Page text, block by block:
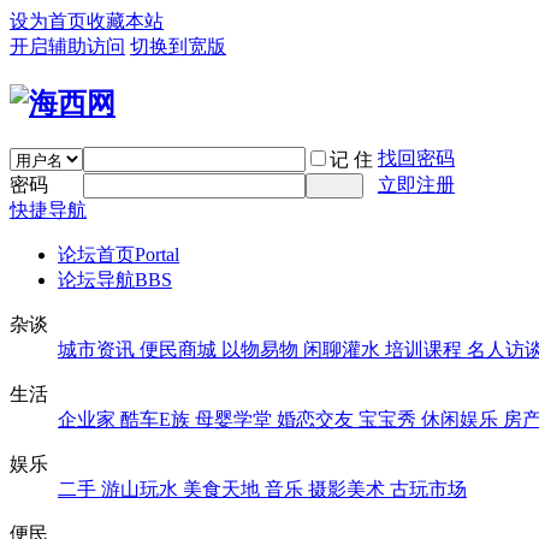
设为首页收藏本站
开启辅助访问 切换到宽版
记 住 找回密码
密码
立即注册
快捷导航
论坛首页Portal
论坛导航BBS
杂谈
城市资讯 便民商城 以物易物 闲聊灌水 培训课程 名人访
生活
企业家 酷车E族 母婴学堂 婚恋交友 宝宝秀 休闲娱乐 房
娱乐
二手 游山玩水 美食天地 音乐 摄影美术 古玩市场
便民